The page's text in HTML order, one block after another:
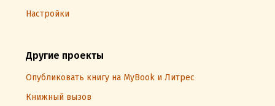
Настройки
Другие проекты
Опубликовать книгу на MyBook и Литрес
Книжный вызов